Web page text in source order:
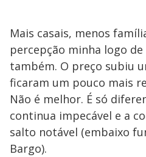
Mais casais, menos
percepção minha logo
também. O preço subiu
ficaram um pouco mais
Não é melhor. É só
continua impecável e a
salto notável (embaixo
Bargo).